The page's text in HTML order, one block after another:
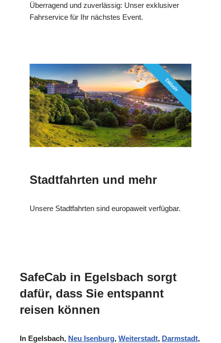
Überragend und zuverlässig: Unser exklusiver
Fahrservice für Ihr nächstes Event.
Stadtfahrten und mehr
Unsere Stadtfahrten sind europaweit verfügbar.
SafeCab in Egelsbach sorgt
dafür, dass Sie entspannt
reisen können
In Egelsbach, Neu Isenburg, Weiterstadt, Darmstadt,